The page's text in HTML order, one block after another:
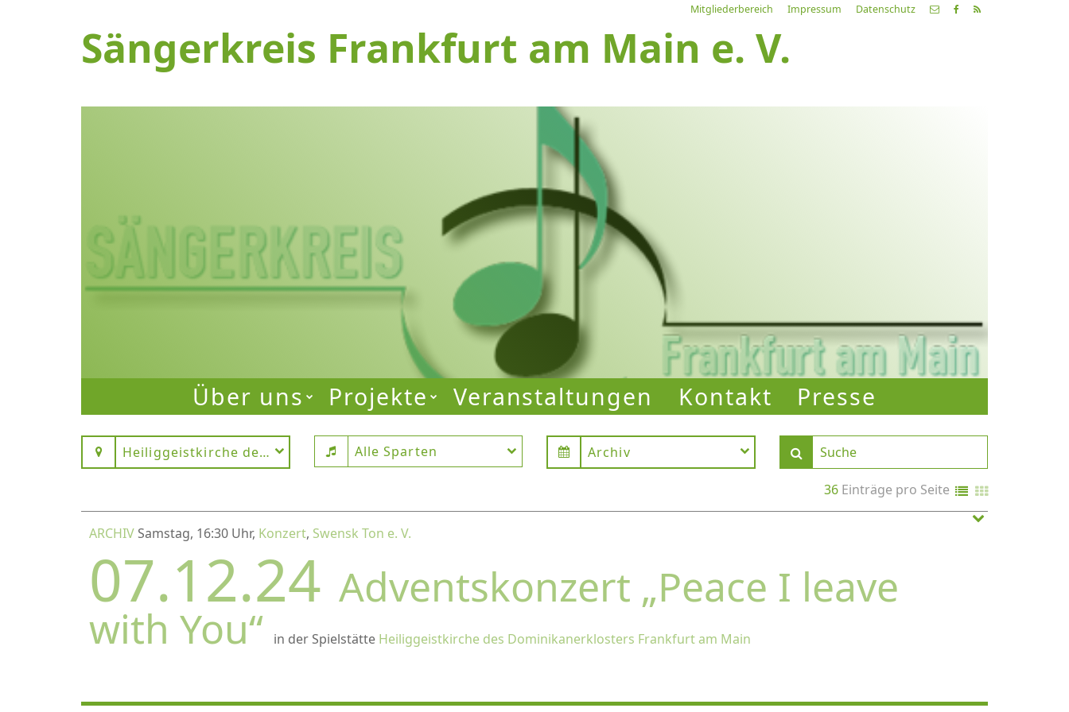
Mitgliederbereich Impressum Datenschutz
Sängerkreis Frankfurt am Main e. V.
Letzte Alle
Über uns Projekte Veranstaltungen Kontakt Presse
Heiliggeistkirche des Dominikanerklosters Frankfurt am Main
Alle Sparten Archiv
36 Einträge pro Seite
ARCHIVSamstag, 16:30 Uhr, Konzert, Swensk Ton e. V.
07.12.24 Adventskonzert „Peace I leave
with You“ in der Spielstätte Heiliggeistkirche des Dominikanerklosters Frankfurt am Main